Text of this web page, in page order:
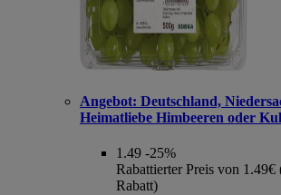
Angebot: Deutschland,
Heimatliebe Himbeeren oder
1.49 -25%
Rabattierter Preis von 1.49€
Rabatt)